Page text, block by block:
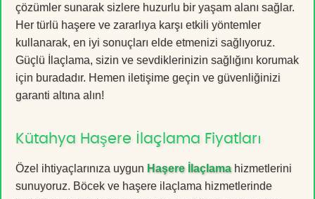
çözümler sunarak sizlere huzurlu bir yaşam alanı sağlar.
Her türlü haşere ve zararlıya karşı etkili yöntemler
kullanarak, en iyi sonuçları elde etmenizi sağlıyoruz.
Güçlü İlaçlama, sizin ve sevdiklerinizin sağlığını korumak
için buradadır. Hemen iletişime geçin ve güvenliğinizi
garanti altına alın!
Kütahya Haşere İlaçlama Fiyatları
Özel ihtiyaçlarınıza uygun Haşere İlaçlamahizmetlerini
sunuyoruz. Böcek ve haşere ilaçlama hizmetlerinde